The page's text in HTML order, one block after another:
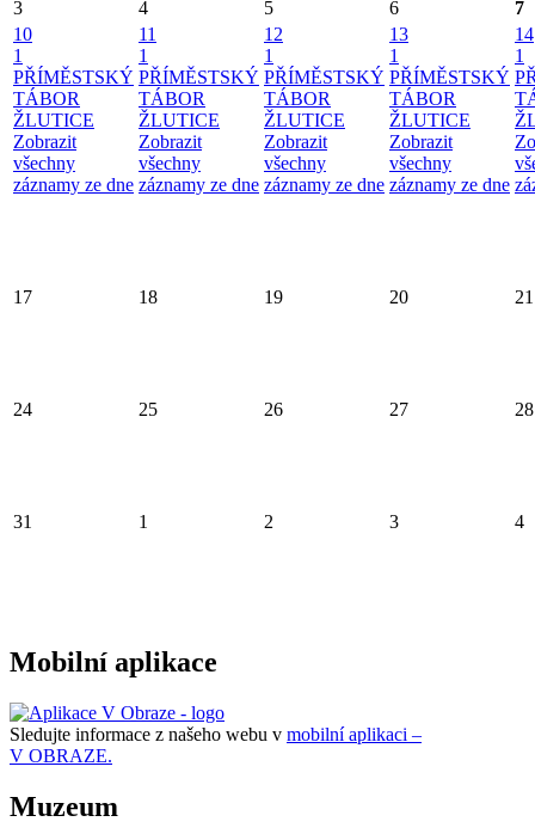
3 4 5 6
7
10
1
PŘÍMĚSTSKÝ
TÁBOR
ŽLUTICE
Zobrazit
všechny
záznamy ze dne
11
1
PŘÍMĚSTSKÝ
TÁBOR
ŽLUTICE
Zobrazit
všechny
záznamy ze dne
12
1
PŘÍMĚSTSKÝ
TÁBOR
ŽLUTICE
Zobrazit
všechny
záznamy ze dne
13
1
PŘÍMĚSTSKÝ
TÁBOR
ŽLUTICE
Zobrazit
všechny
záznamy ze dne
14
1
17 18 19 20 21
24 25 26 27 28
31 1 2 3 4
Mobilní aplikace
Sledujte informace z našeho webu v mobilní aplikaci –
V OBRAZE.
Muzeum